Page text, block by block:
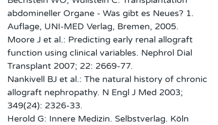
abdomineller Organe - Was gibt es Neues? 1.
Auflage, UNI-MED Verlag, Bremen, 2005.
Moore J et al.: Predicting early renal allograft
function using clinical variables. Nephrol Dial
Transplant 2007; 22: 2669-77.
Nankivell BJ et al.: The natural history of chronic
allograft nephropathy. N Engl J Med 2003;
349(24): 2326-33.
Herold G: Innere Medizin. Selbstverlag. Köln